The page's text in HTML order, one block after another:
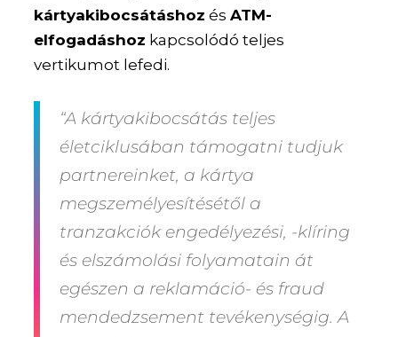
kártyakibocsátáshoz ésATM-
elfogadáshoz kapcsolódó teljes
vertikumot lefedi.
“A kártyakibocsátás teljes
életciklusában támogatni tudjuk
partnereinket, a kártya
megszemélyesítésétől a
tranzakciók engedélyezési, -klíring
és elszámolási folyamatain át
egészen a reklamáció- és fraud
mendedzsement tevékenységig. A